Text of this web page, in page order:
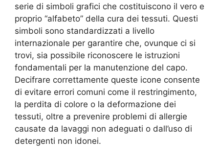
serie di simboli grafici che costituiscono il vero e
proprio “alfabeto” della cura dei tessuti. Questi
simboli sono standardizzati a livello
internazionale per garantire che, ovunque ci si
trovi, sia possibile riconoscere le istruzioni
fondamentali per la manutenzione del capo.
Decifrare correttamente queste icone consente
di evitare errori comuni come il restringimento,
la perdita di colore o la deformazione dei
tessuti, oltre a prevenire problemi di allergie
causate da lavaggi non adeguati o dall’uso di
detergenti non idonei.